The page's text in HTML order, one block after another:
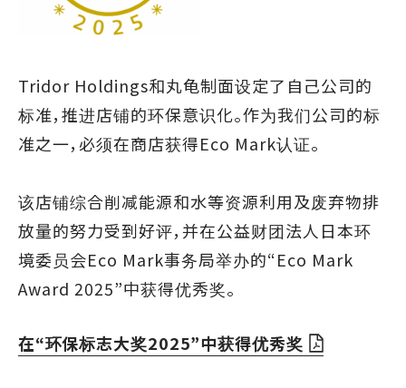
Tridor Holdings和丸龟制面设定了自己公司的
标准，推进店铺的环保意识化。作为我们公司的标
准之一，必须在商店获得Eco Mark认证。
该店铺综合削减能源和水等资源利用及废弃物排
放量的努力受到好评，并在公益财团法人日本环
境委员会Eco Mark事务局举办的“Eco Mark
Award 2025”中获得优秀奖。
在“环保标志大奖2025”中获得优秀奖